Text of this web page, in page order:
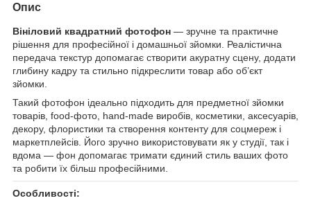
Опис
Вініловий квадратний фотофон — зручне та практичне
рішення для професійної і домашньої зйомки. Реалістична
передача текстур допомагає створити акуратну сцену, додати
глибину кадру та стильно підкреслити товар або об’єкт
зйомки.
Такий фотофон ідеально підходить для предметної зйомки
товарів, food-фото, hand-made виробів, косметики, аксесуарів,
декору, флористики та створення контенту для соцмереж і
маркетплейсів. Його зручно використовувати як у студії, так і
вдома — фон допомагає тримати єдиний стиль ваших фото
та робити їх більш професійними.
Особливості: